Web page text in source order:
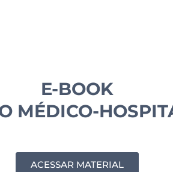
E-BOOK
MÉDICO-
ACESSAR MATERIAL